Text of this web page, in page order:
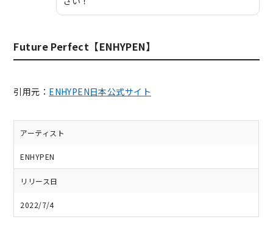
Future Perfect【ENHYPEN】
引用元： ENHYPEN日本公式サイト
アーティスト
ENHYPEN
リリース日
2022/7/4